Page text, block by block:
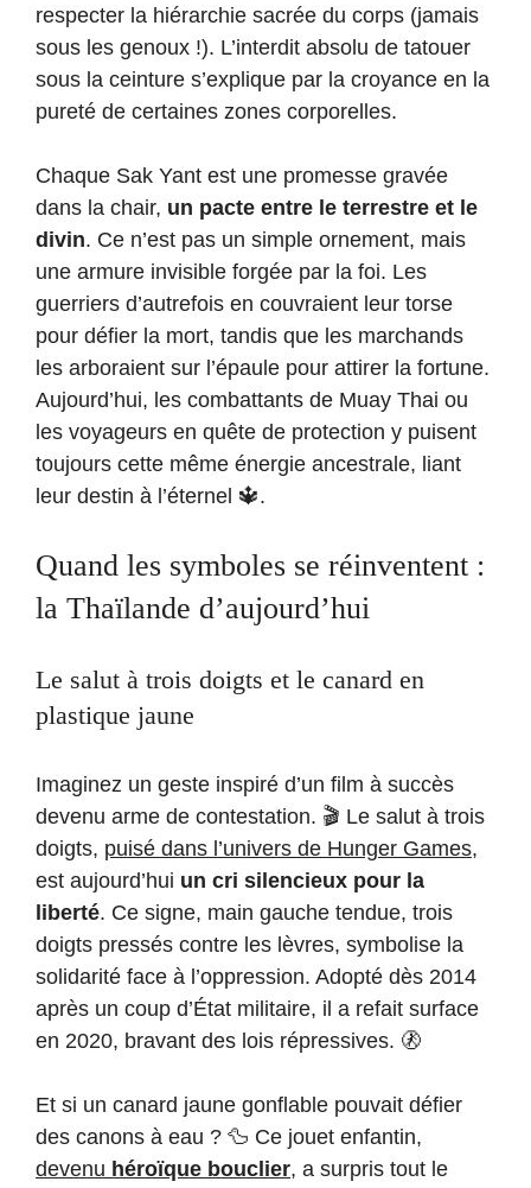
respecter la hiérarchie sacrée du corps (jamais
sous les genoux !). L’interdit absolu de tatouer
sous la ceinture s’explique par la croyance en la
pureté de certaines zones corporelles.
Chaque Sak Yant est une promesse gravée
dans la chair, un pacte entre le terrestre et le
divin. Ce n’est pas un simple ornement, mais
une armure invisible forgée par la foi. Les
guerriers d’autrefois en couvraient leur torse
pour défier la mort, tandis que les marchands
les arboraient sur l’épaule pour attirer la fortune.
Aujourd’hui, les combattants de Muay Thai ou
les voyageurs en quête de protection y puisent
toujours cette même énergie ancestrale, liant
leur destin à l’éternel 🔱.
Quand les symboles se réinventent :
la Thaïlande d’aujourd’hui
Le salut à trois doigts et le canard en
plastique jaune
Imaginez un geste inspiré d’un film à succès
devenu arme de contestation. 🎬 Le salut à trois
doigts, puisé dans l’univers de Hunger Games,
est aujourd’hui un cri silencieux pour la
liberté. Ce signe, main gauche tendue, trois
doigts pressés contre les lèvres, symbolise la
solidarité face à l’oppression. Adopté dès 2014
après un coup d’État militaire, il a refait surface
en 2020, bravant des lois répressives. 🚷
Et si un canard jaune gonflable pouvait défier
des canons à eau ? 🦆 Ce jouet enfantin,
devenu héroïque bouclier, a surpris tout le